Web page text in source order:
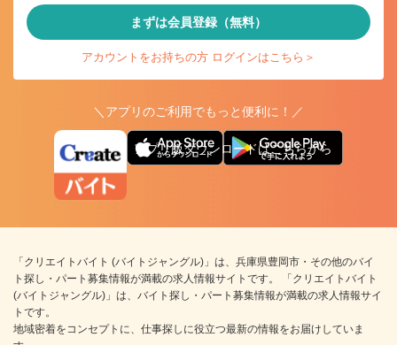
まずは会員登録（無料）
アカウントをお持ちの方 ログインはこちら＞
＼アプリのご利用でもっと便利に！／
アプリ版ダウンロードはこちらから
「クリエイトバイト (バイトジャングル)」は、兵庫県豊岡市・その他のバイ
ト探し・パート募集情報が満載の求人情報サイトです。 「クリエイトバイト
(バイトジャングル)」は、バイト探し・パート募集情報が満載の求人情報サイ
トです。
地域密着をコンセプトに、仕事探しに役立つ最新の情報をお届けしていま